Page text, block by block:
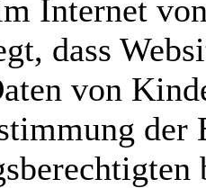
Internet
dass
von
der